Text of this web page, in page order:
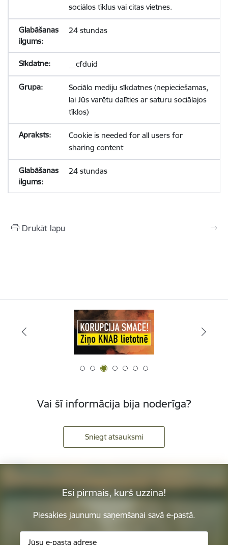
sociālos tīklus vai citas vietnes.
24 stundas
__cfduid
Sociālo mediju sīkdatnes (nepieciešamas,
lai Jūs varētu dalīties ar saturu sociālajos
tīklos)
Cookie is needed for all users for
sharing content
24 stundas
Drukāt lapu
Vai šī informācija bija noderīga?
Sniegt atsauksmi
Esi pirmais, kurš uzzina!
Piesakies jaunumu saņemšanai savā e-pastā.